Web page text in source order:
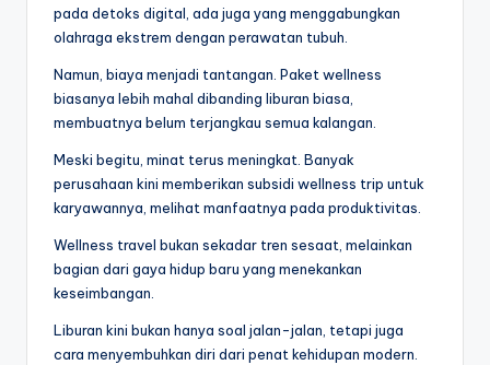
pada detoks digital, ada juga yang menggabungkan
olahraga ekstrem dengan perawatan tubuh.
Namun, biaya menjadi tantangan. Paket wellness
biasanya lebih mahal dibanding liburan biasa,
membuatnya belum terjangkau semua kalangan.
Meski begitu, minat terus meningkat. Banyak
perusahaan kini memberikan subsidi wellness trip untuk
karyawannya, melihat manfaatnya pada produktivitas.
Wellness travel bukan sekadar tren sesaat, melainkan
bagian dari gaya hidup baru yang menekankan
keseimbangan.
Liburan kini bukan hanya soal jalan-jalan, tetapi juga
cara menyembuhkan diri dari penat kehidupan modern.